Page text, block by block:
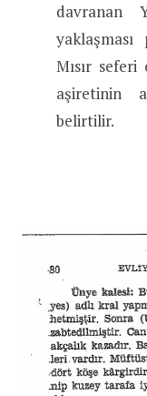
davranan
Mısır
aşiretinin
belirtilir.